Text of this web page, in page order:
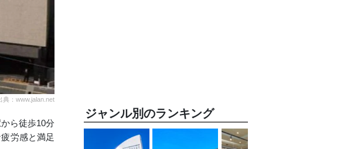
典：www.jalan.net
ら徒歩10分
労感と満足
ジャンル別のランキング